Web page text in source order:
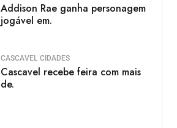
Addison Rae ganha personagem
jogável em.
CASCAVEL CIDADES
Cascavel recebe feira com mais
de.